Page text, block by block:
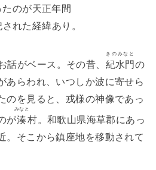
のが天正年間
れた経緯あり。
がベース。その昔、 紀水門
きのみなと
の
あらわれ、いつしか波に寄せら
のを見ると、戎様の神像であっ
が湊
みなと
村。和歌山県海草郡にあっ
。そこから鎮座地を移動されて